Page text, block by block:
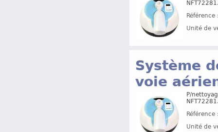
Unité de
Système
voie
P/
Unité de